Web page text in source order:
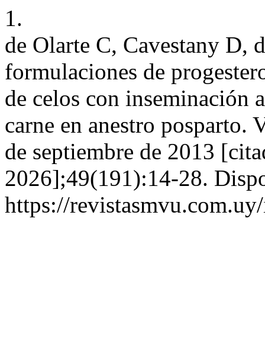
1.
de Olarte C, Cavestany D,
formulaciones de
de celos con inseminación
carne en anestro
de septiembre de 2013
2026];49(191):14-28.
https://